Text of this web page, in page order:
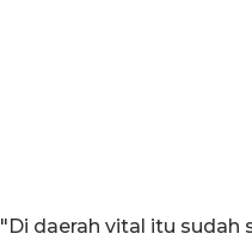
"Di daerah vital itu sudah